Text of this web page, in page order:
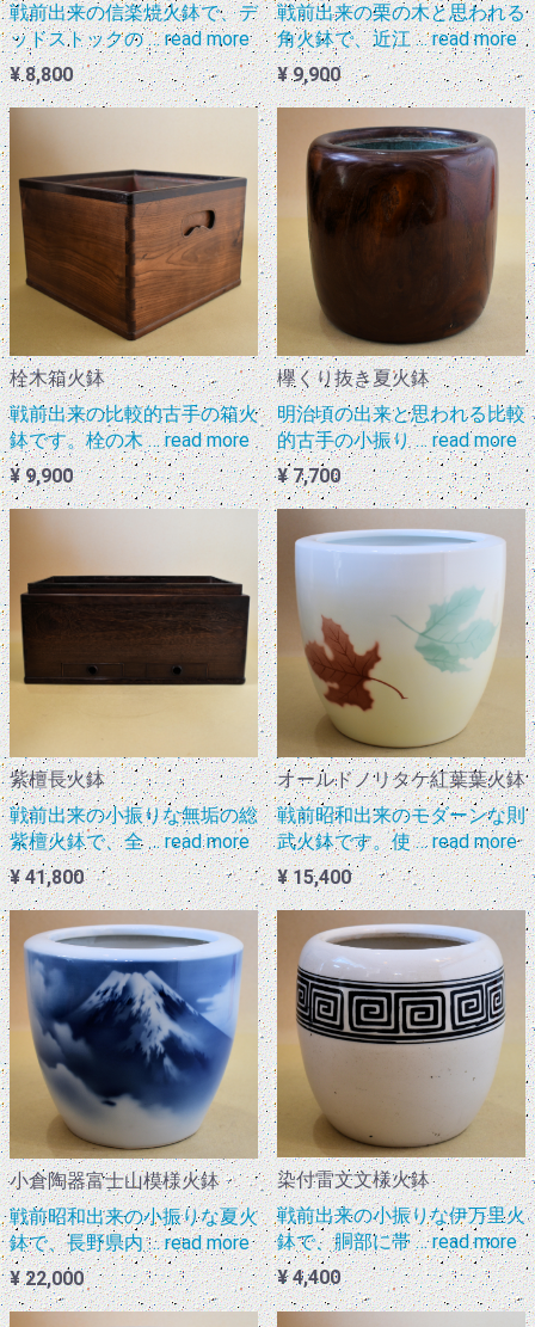
戦前出来の信楽焼火鉢で、デ
ッドストックの … read more
¥ 8,800
戦前出来の栗の木と思われる
角火鉢で、近江 … read more
¥ 9,900
栓木箱火鉢
戦前出来の比較的古手の箱火
鉢です。栓の木 … read more
¥ 9,900
欅くり抜き夏火鉢
明治頃の出来と思われる比較
的古手の小振り … read more
¥ 7,700
紫檀長火鉢
戦前出来の小振りな無垢の総
紫檀火鉢で、全 … read more
¥ 41,800
オールドノリタケ紅葉葉火鉢
戦前昭和出来のモダーンな則
武火鉢です。使 … read more
¥ 15,400
小倉陶器富士山模様火鉢
戦前昭和出来の小振りな夏火
鉢で、長野県内 … read more
¥ 22,000
染付雷文文様火鉢
戦前出来の小振りな伊万里火
鉢で、胴部に帯 … read more
¥ 4,400